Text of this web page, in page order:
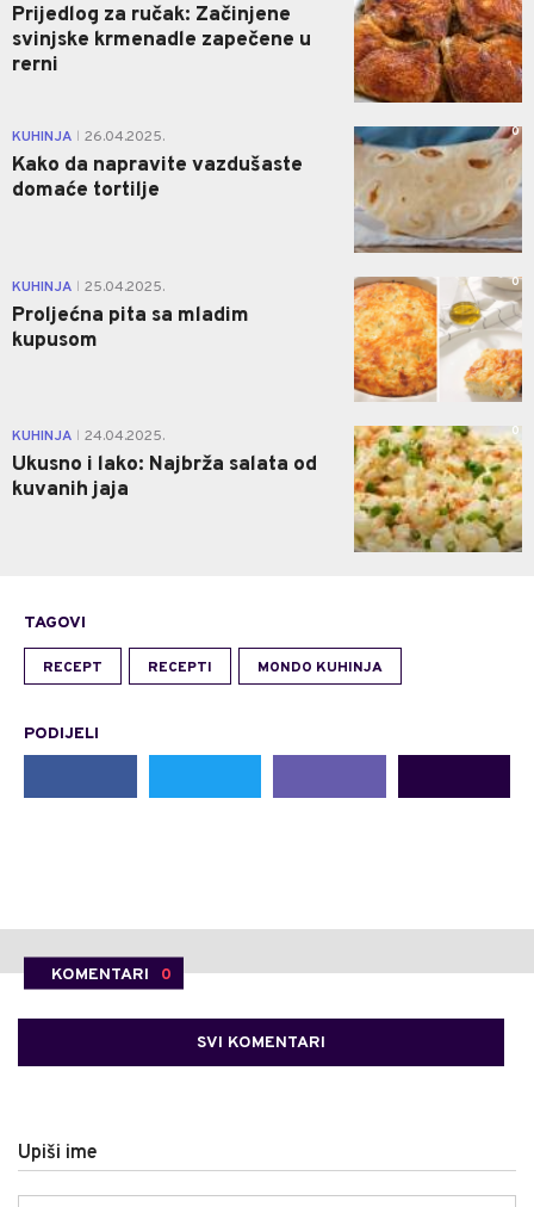
Prijedlog za ručak: Začinjene
svinjske krmenadle zapečene u
rerni
KUHINJA 26.04.2025.
Kako da napravite vazdušaste
domaće tortilje
0
KUHINJA 25.04.2025.
Proljećna pita sa mladim
kupusom
0
KUHINJA 24.04.2025.
Ukusno i lako: Najbrža salata od
kuvanih jaja
0
TAGOVI
RECEPT RECEPTI MONDO KUHINJA
PODIJELI
KOMENTARI 0
SVI KOMENTARI
Upiši ime